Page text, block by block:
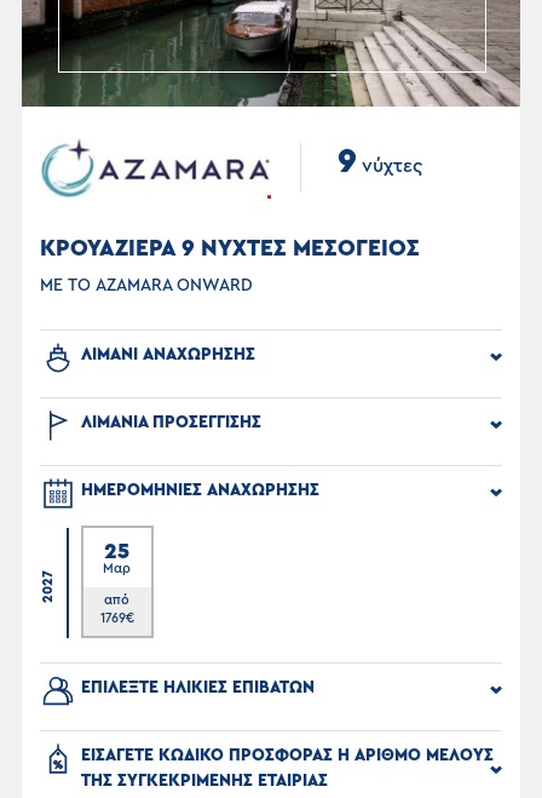
9 νύχτες
ΚΡΟΥΑΖΙΕΡΑ 9 ΝΥΧΤΕΣ ΜΕΣΟΓΕΙΟΣ
ΜΕ ΤΟ AZAMARA ONWARD
ΛΙΜΑΝΙ ΑΝΑΧΩΡΗΣΗΣ
ΛΙΜΑΝΙΑ ΠΡΟΣΕΓΓΙΣΗΣ
ΗΜΕΡΟΜΗΝΙΕΣ ΑΝΑΧΩΡΗΣΗΣ
2027
25
Μαρ
από
1769€
ΕΠΙΛΕΞΤΕ ΗΛΙΚΙΕΣ ΕΠΙΒΑΤΩΝ
ΕΙΣΑΓΕΤΕ ΚΩΔΙΚΟ ΠΡΟΣΦΟΡΑΣ Η ΑΡΙΘΜΟ ΜΕΛΟΥΣ
ΤΗΣ ΣΥΓΚΕΚΡΙΜΕΝΗΣ ΕΤΑΙΡΙΑΣ